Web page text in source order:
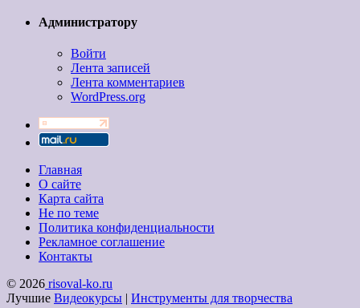
Администратору
Войти
Лента записей
Лента комментариев
WordPress.org
Главная
О сайте
Карта сайта
Не по теме
Политика конфиденциальности
Рекламное соглашение
Контакты
© 2026 risoval-ko.ru
Лучшие Видеокурсы | Инструменты для творчества